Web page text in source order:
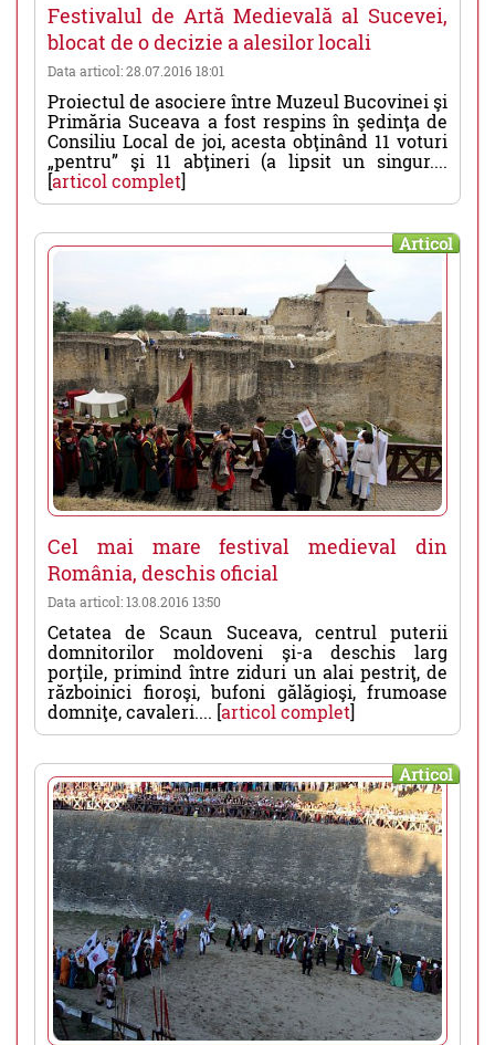
Festivalul de Artă Medievală al Sucevei,
blocat de o decizie a alesilor locali
Data articol: 28.07.2016 18:01
Proiectul de asociere între Muzeul Bucovinei şi
Primăria Suceava a fost respins în şedinţa de
Consiliu Local de joi, acesta obţinând 11 voturi
„pentru” şi 11 abţineri (a lipsit un singur....
[articol complet]
Articol
Cel mai mare festival medieval din
România, deschis oficial
Data articol: 13.08.2016 13:50
Cetatea de Scaun Suceava, centrul puterii
domnitorilor moldoveni şi-a deschis larg
porţile, primind între ziduri un alai pestriţ, de
războinici fioroşi, bufoni gălăgioşi, frumoase
domniţe, cavaleri.... [articol complet]
Articol